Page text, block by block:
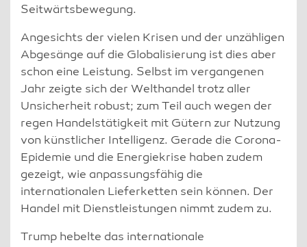
Seitwärtsbewegung.
Angesichts der vielen Krisen und der unzähligen
Abgesänge auf die Globalisierung ist dies aber
schon eine Leistung. Selbst im vergangenen
Jahr zeigte sich der Welthandel trotz aller
Unsicherheit robust; zum Teil auch wegen der
regen Handelstätigkeit mit Gütern zur Nutzung
von künstlicher Intelligenz. Gerade die Corona-
Epidemie und die Energiekrise haben zudem
gezeigt, wie anpassungsfähig die
internationalen Lieferketten sein können. Der
Handel mit Dienstleistungen nimmt zudem zu.
Trump hebelte das internationale